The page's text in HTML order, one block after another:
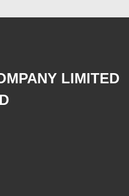
LIMITED